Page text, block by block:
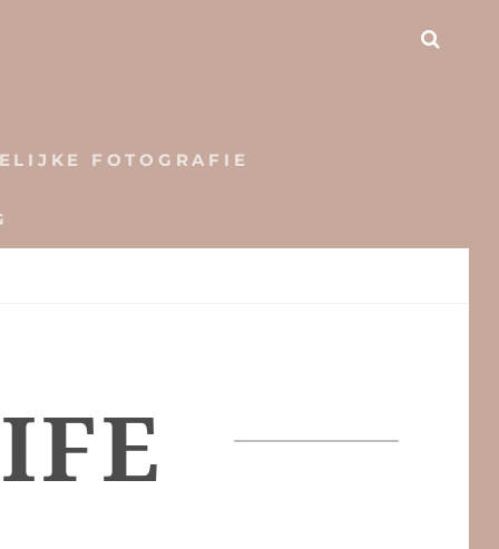
FOTOGRAFIE